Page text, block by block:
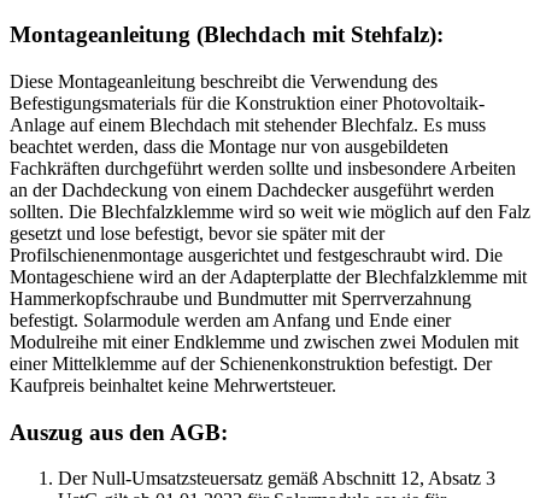
Montageanleitung (Blechdach mit Stehfalz):
Diese Montageanleitung beschreibt die Verwendung des
Befestigungsmaterials für die Konstruktion einer Photovoltaik-
Anlage auf einem Blechdach mit stehender Blechfalz. Es muss
beachtet werden, dass die Montage nur von ausgebildeten
Fachkräften durchgeführt werden sollte und insbesondere Arbeiten
an der Dachdeckung von einem Dachdecker ausgeführt werden
sollten. Die Blechfalzklemme wird so weit wie möglich auf den Falz
gesetzt und lose befestigt, bevor sie später mit der
Profilschienenmontage ausgerichtet und festgeschraubt wird. Die
Montageschiene wird an der Adapterplatte der Blechfalzklemme mit
Hammerkopfschraube und Bundmutter mit Sperrverzahnung
befestigt. Solarmodule werden am Anfang und Ende einer
Modulreihe mit einer Endklemme und zwischen zwei Modulen mit
einer Mittelklemme auf der Schienenkonstruktion befestigt. Der
Kaufpreis beinhaltet keine Mehrwertsteuer.
Auszug aus den AGB:
Der Null-Umsatzsteuersatz gemäß Abschnitt 12, Absatz 3